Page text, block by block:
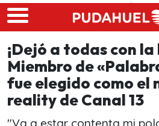
Skip to main content
¡Dejó a todas con
Miembro de
fue elegido como el
reality de Canal 13
"Va a estar contenta mi